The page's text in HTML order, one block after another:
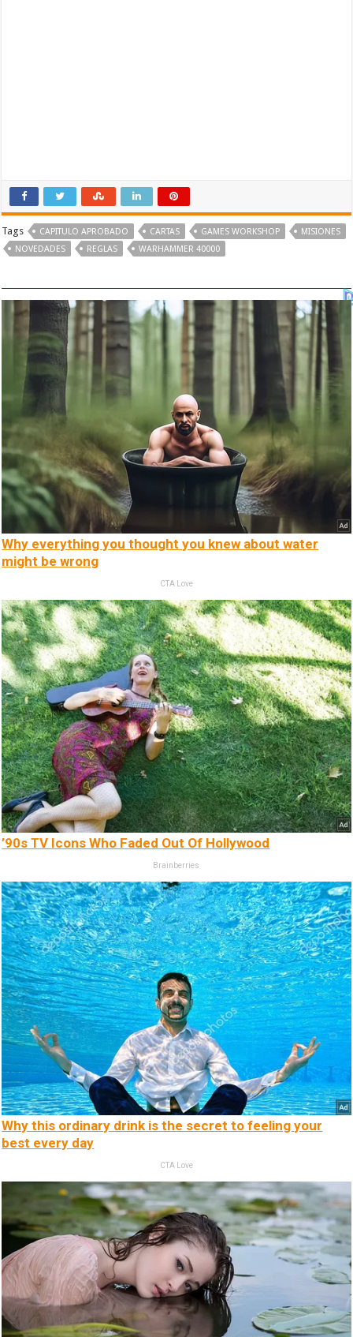
Tags CAPITULO APROBADO CARTAS GAMES WORKSHOP
MISIONES
NOVEDADES
REGLAS WARHAMMER 40000
Why everything you thought you knew about water
might be wrong
CTA Love
’90s TV Icons Who Faded Out Of Hollywood
Brainberries
Why this ordinary drink is the secret to feeling your
best every day
CTA Love